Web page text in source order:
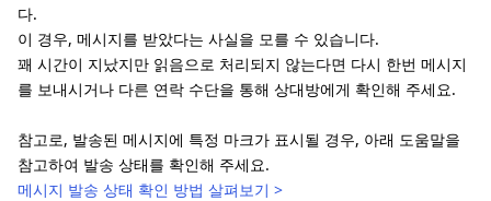
다.
이 경우, 메시지를 받았다는 사실을 모를 수 있습니다.
꽤 시간이 지났지만 읽음으로 처리되지 않는다면 다시 한번 메시지
를 보내시거나 다른 연락 수단을 통해 상대방에게 확인해 주세요.
참고로, 발송된 메시지에 특정 마크가 표시될 경우, 아래 도움말을
참고하여 발송 상태를 확인해 주세요.
메시지 발송 상태 확인 방법 살펴보기 >